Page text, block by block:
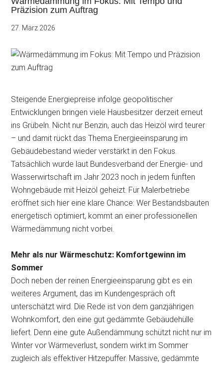
Präzision zum Auftrag
27. März 2026
Steigende Energiepreise infolge geopolitischer
Entwicklungen bringen viele Hausbesitzer derzeit erneut
ins Grübeln. Nicht nur Benzin, auch das Heizöl wird teurer
– und damit rückt das Thema Energieeinsparung im
Gebäudebestand wieder verstärkt in den Fokus.
Tatsächlich wurde laut Bundesverband der Energie- und
Wasserwirtschaft im Jahr 2023 noch in jedem fünften
Wohngebäude mit Heizöl geheizt. Für Malerbetriebe
eröffnet sich hier eine klare Chance: Wer Bestandsbauten
energetisch optimiert, kommt an einer professionellen
Wärmedämmung nicht vorbei.
Mehr als nur Wärmeschutz: Komfortgewinn im
Sommer
Doch neben der reinen Energieeinsparung gibt es ein
weiteres Argument, das im Kundengespräch oft
unterschätzt wird. Die Rede ist von dem ganzjährigen
Wohnkomfort, den eine gut gedämmte Gebäudehülle
liefert. Denn eine gute Außendämmung schützt nicht nur im
Winter vor Wärmeverlust, sondern wirkt im Sommer
zugleich als effektiver Hitzepuffer. Massive, gedämmte